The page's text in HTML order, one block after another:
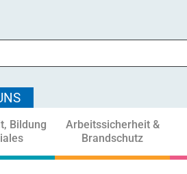
Bildung
Arbeitssicherheit &
Brandschutz